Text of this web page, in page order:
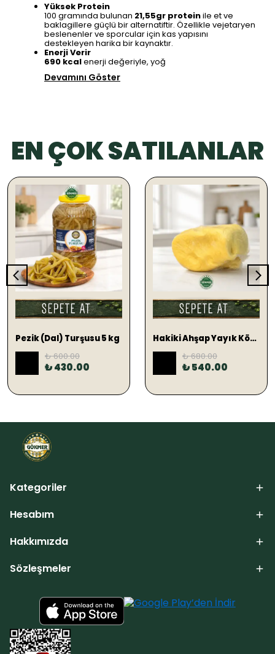
Yüksek Protein
100 gramında bulunan 21,55gr proteinile et ve
baklagillere güçlü bir alternatiftir. Özellikle vejetaryen
beslenenler ve sporcular için kas yapısını
destekleyen harika bir kaynaktır.
Enerji Verir
690 kcalenerji değeriyle, yoğ
Devamını Göster
EN ÇOK SATILANLAR
SEPETE EKLE
Pezik (Dal) Turşusu 5 kg
₺ 600.00
₺ 430.00
SEPETE EKLE
Hakiki Ahşap Yayık Köy Tereyağ 1 KG (TUZLU)
₺ 680.00
₺ 540.00
Kategoriler
Hesabım
Hakkımızda
Sözleşmeler